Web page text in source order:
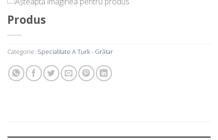
Produs
Categorie: Specialitate A Turk - Grătar